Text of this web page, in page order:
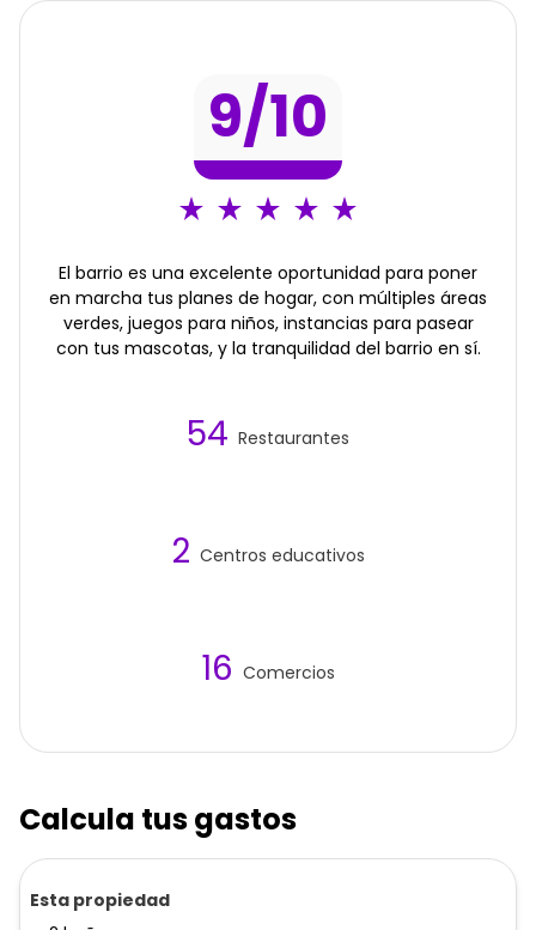
9/10
El barrio es una excelente oportunidad para poner
en marcha tus planes de hogar, con múltiples áreas
verdes, juegos para niños, instancias para pasear
con tus mascotas, y la tranquilidad del barrio en sí.
54 Restaurantes
2 Centros educativos
16 Comercios
Calcula tus gastos
Esta propiedad